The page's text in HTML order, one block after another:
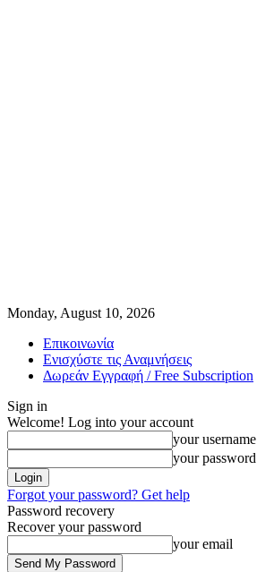
Monday, August 10, 2026
Επικοινωνία
Ενισχύστε τις Αναμνήσεις
Δωρεάν Εγγραφή / Free Subscription
Sign in
Welcome! Log into your account
your username
your password
Forgot your password? Get help
Password recovery
Recover your password
your email